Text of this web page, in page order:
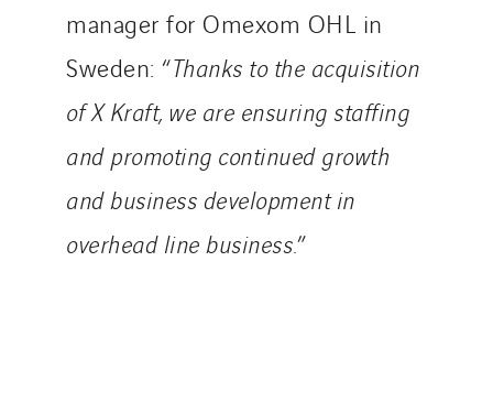
manager for Omexom OHL in
Sweden: “Thanks to the acquisition
of X Kraft, we are ensuring staffing
and promoting continued growth
and business development in
overhead line business.”
Merelec
Mobility Way
Monnier Entreprises
NAE-France
North West Projects
Omexom Technikforum
Omnidec